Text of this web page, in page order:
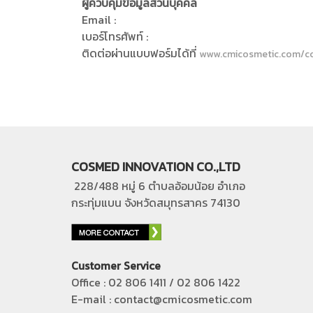
Email :
เบอร์โทรศัพท์ :
ติดต่อผ่านแบบฟอร์มได้ที่ www.cmicosmetic.com/
COSMED INNOVATION CO.,LTD
228/488 หมู่ 6 ตำบลอ้อมน้อย อำเภอ
กระทุ่มแบน จังหวัดสมุทรสาคร 74130
Customer Service
Office : 02 806 1411 / 02 806 1422
E-mail : contact@cmicosmetic.com